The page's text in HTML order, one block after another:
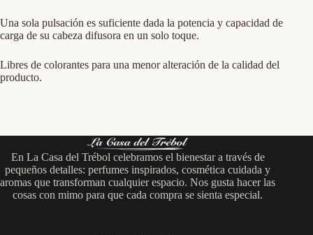
Una sola pulsación es suficiente dada la potencia y capacidad de
carga de su cabeza difusora en un solo toque.
Libres de colorantes para una menor alteración de la calidad del
producto.
En La Casa del Trébol celebramos el bienestar a través de
pequeños detalles: perfumes inspirados, cosmética cuidada y
aromas que transforman cualquier espacio. Nos gusta hacer las
cosas con mimo para que cada compra se sienta especial.